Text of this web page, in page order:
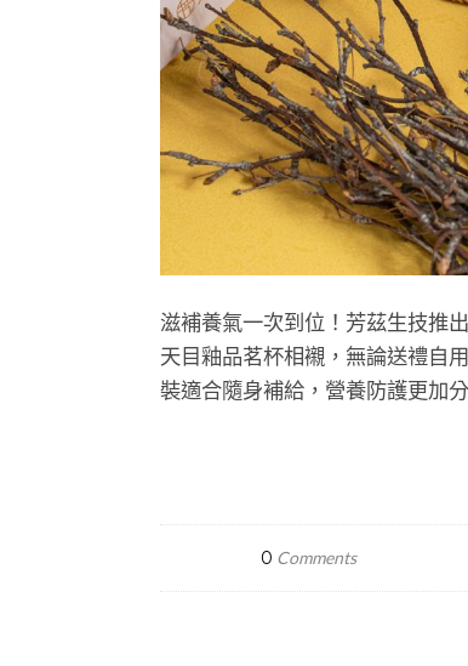
滋補養氣一次到位！芳茲生技推
天目釉品茗杯相襯，無論送禮自
裝適合隨身補給，營養防護更加
0 Comments